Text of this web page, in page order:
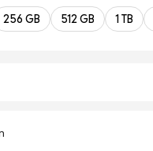
256 GB 512 GB 1 TB